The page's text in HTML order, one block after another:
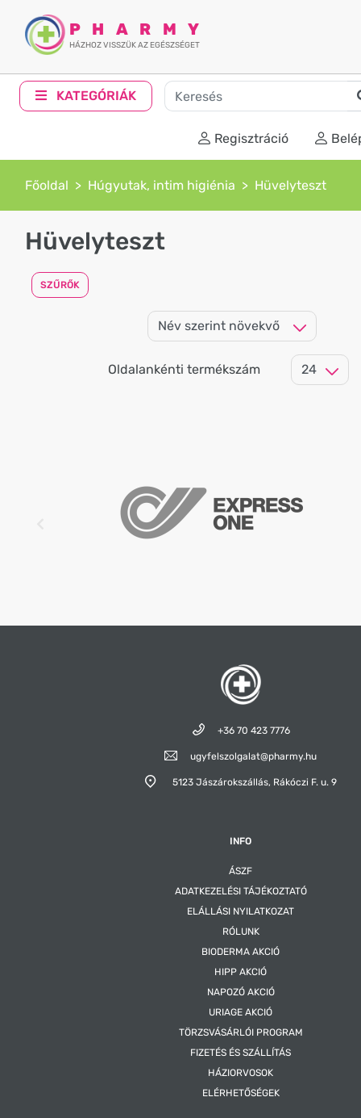
PHARMY
HÁZHOZ VISSZÜK AZ EGÉSZSÉGET
KATEGÓRIÁK
Regisztráció
Főoldal Húgyutak, intim higiénia Hüvelyteszt
Hüvelyteszt
SZŰRŐK
Oldalankénti termékszám
+36 70 423 7776
ugyfelszolgalat@pharmy.hu
5123 Jászárokszállás, Rákóczi F. u. 9
INFO
ÁSZF
ADATKEZELÉSI TÁJÉKOZTATÓ
ELÁLLÁSI NYILATKOZAT
RÓLUNK
BIODERMA AKCIÓ
HIPP AKCIÓ
NAPOZÓ AKCIÓ
URIAGE AKCIÓ
TÖRZSVÁSÁRLÓI PROGRAM
FIZETÉS ÉS SZÁLLÍTÁS
HÁZIORVOSOK
ELÉRHETŐSÉGEK